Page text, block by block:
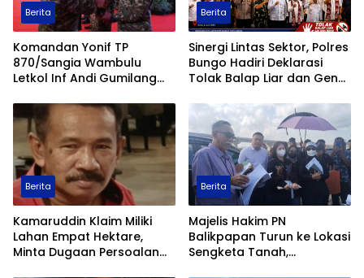
Berita
Komandan Yonif TP
870/Sangia Wambulu
Letkol Inf Andi Gumilang
Renang Militer Tahun 2026
Berita
Sinergi Lintas Sektor, Polres
Bungo Hadiri Deklarasi
Tolak Balap Liar dan Geng
Berita
Kamaruddin Klaim Miliki
Lahan Empat Hektare,
Minta Dugaan Persoalan
Berita
Majelis Hakim PN
Balikpapan Turun ke Lokasi
Sengketa Tanah,